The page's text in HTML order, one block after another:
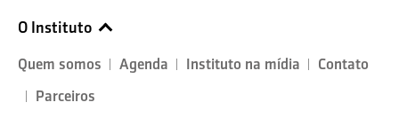
O Instituto
Quem somos Agenda Instituto na mídia
Contato
Parceiros